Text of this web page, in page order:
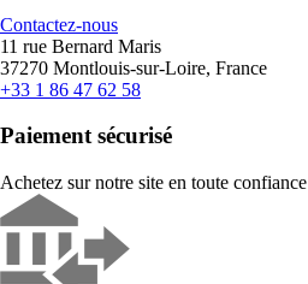
Contactez-nous
11 rue Bernard Maris
37270 Montlouis-sur-Loire, France
+33 1 86 47 62 58
Paiement sécurisé
Achetez sur notre site en toute confiance